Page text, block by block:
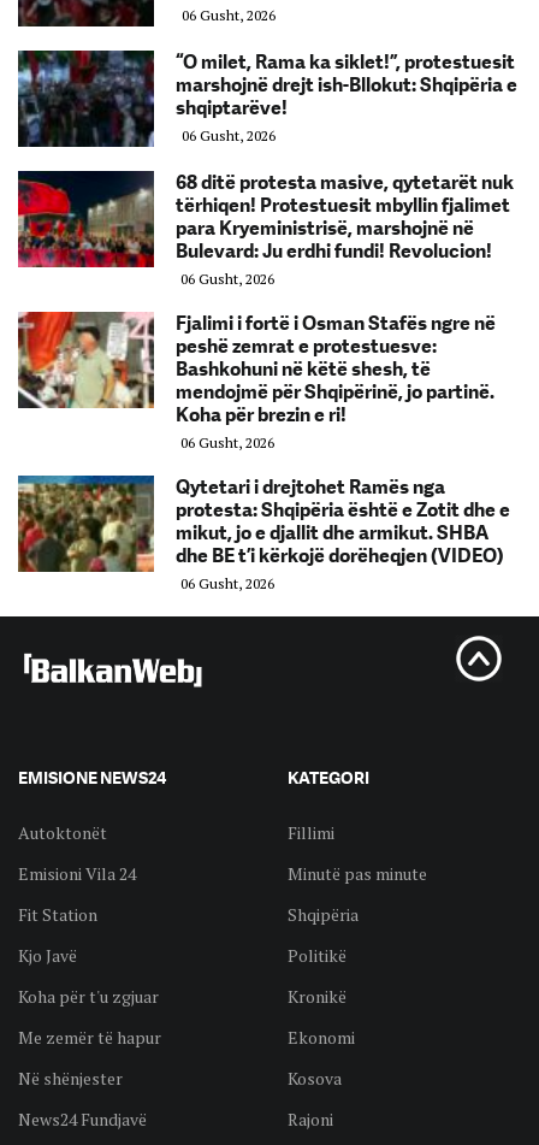
06 Gusht, 2026
“O milet, Rama ka siklet!”, protestuesit
marshojnë drejt ish-Bllokut: Shqipëria e
shqiptarëve!
06 Gusht, 2026
68 ditë protesta masive, qytetarët nuk
tërhiqen! Protestuesit mbyllin fjalimet
para Kryeministrisë, marshojnë në
Bulevard: Ju erdhi fundi! Revolucion!
06 Gusht, 2026
Fjalimi i fortë i Osman Stafës ngre në
peshë zemrat e protestuesve:
Bashkohuni në këtë shesh, të
mendojmë për Shqipërinë, jo partinë.
Koha për brezin e ri!
06 Gusht, 2026
Qytetari i drejtohet Ramës nga
protesta: Shqipëria është e Zotit dhe e
mikut, jo e djallit dhe armikut. SHBA
dhe BE t’i kërkojë dorëheqjen (VIDEO)
06 Gusht, 2026
EMISIONE NEWS24
Autoktonët
Emisioni Vila 24
Fit Station
Kjo Javë
Koha për t'u zgjuar
Me zemër të hapur
Në shënjester
News24 Fundjavë
KATEGORI
Fillimi
Minutë pas minute
Shqipëria
Politikë
Kronikë
Ekonomi
Kosova
Rajoni